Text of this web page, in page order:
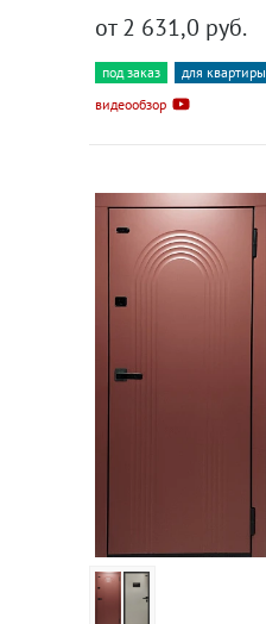
от 2 631,0 руб.
под заказ для квартиры
видеообзор